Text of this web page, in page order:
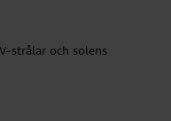
strålar och solens